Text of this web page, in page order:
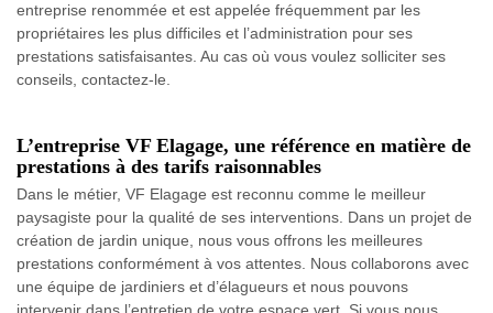
entreprise renommée et est appelée fréquemment par les
propriétaires les plus difficiles et l’administration pour ses
prestations satisfaisantes. Au cas où vous voulez solliciter ses
conseils, contactez-le.
L’entreprise VF Elagage, une référence en matière de
prestations à des tarifs raisonnables
Dans le métier, VF Elagage est reconnu comme le meilleur
paysagiste pour la qualité de ses interventions. Dans un projet de
création de jardin unique, nous vous offrons les meilleures
prestations conformément à vos attentes. Nous collaborons avec
une équipe de jardiniers et d’élagueurs et nous pouvons